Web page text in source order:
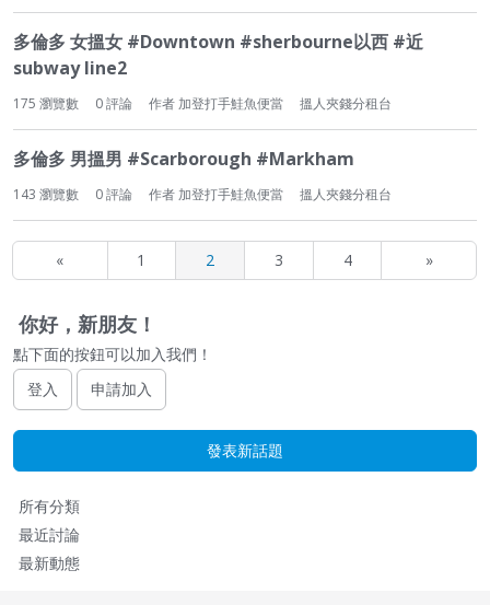
多倫多 女搵女 #Downtown #sherbourne以西 #近
subway line2
175 瀏覽數 0評論 作者 加登打手鮭魚便當 搵人夾錢分租台
多倫多 男搵男 #Scarborough #Markham
143 瀏覽數 0評論 作者 加登打手鮭魚便當 搵人夾錢分租台
« 1 2 3 4 »
你好，新朋友！
點下面的按鈕可以加入我們！
登入
申請加入
發表新話題
快
速
連
結
所有分類
最近討論
最新動態